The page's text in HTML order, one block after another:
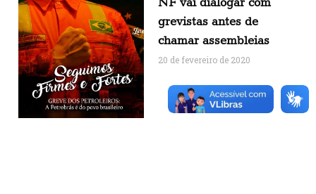
grevistas antes de
chamar assembleias
20 de fevereiro de 2020